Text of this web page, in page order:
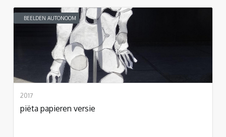
BEELDEN AUTONOOM
2017
piëta papieren versie